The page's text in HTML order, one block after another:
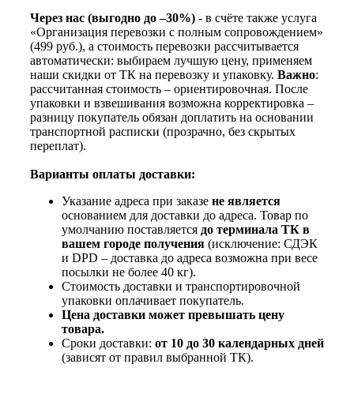
Через нас (выгодно до –30%) - в счёте также услуга
«Организация перевозки с полным сопровождением»
(499 руб.), а стоимость перевозки рассчитывается
автоматически: выбираем лучшую цену, применяем
наши скидки от ТК на перевозку и упаковку. Важно:
рассчитанная стоимость – ориентировочная. После
упаковки и взвешивания возможна корректировка –
разницу покупатель обязан доплатить на основании
транспортной расписки (прозрачно, без скрытых
переплат).
Варианты оплаты доставки:
Указание адреса при заказе не является
основанием для доставки до адреса. Товар по
умолчанию поставляется до терминала ТК в
вашем городе получения (исключение: СДЭК
и DPD – доставка до адреса возможна при весе
посылки не более 40 кг).
Стоимость доставки и транспортировочной
упаковки оплачивает покупатель.
Цена доставки может превышать цену
товара.
Сроки доставки: от 10 до 30 календарных дней
(зависят от правил выбранной ТК).